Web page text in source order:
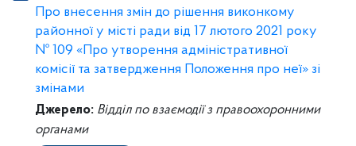
Про внесення змін до рішення виконкому
районної у місті ради від 17 лютого 2021 року
№ 109 «Про утворення адміністративної
комісії та затвердження Положення про неї» зі
змінами
Джерело: Відділ по взаємодії з правоохоронними
органами